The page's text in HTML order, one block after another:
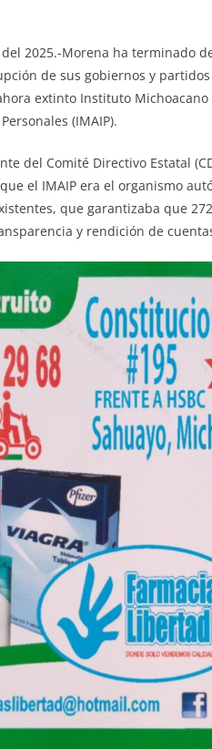
2025.-Morena ha terminado
de sus gobiernos y
extinto Instituto Michoacano
(IMAIP).
del Comité Directivo Estatal
el IMAIP era el organismo
que garantizaba que
y rendición de